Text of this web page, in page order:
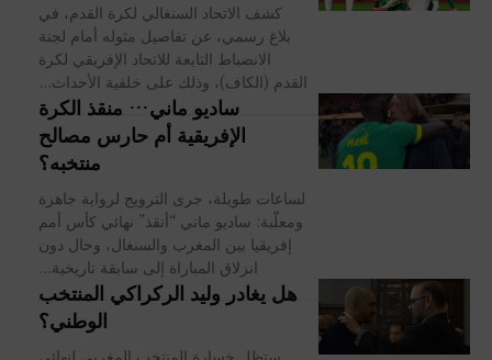
كشف الاتحاد السنغالي لكرة القدم، في
بلاغ رسمي، عن تفاصيل مثوله أمام لجنة
الانضباط التابعة للاتحاد الإفريقي لكرة
القدم (الكاف)، وذلك على خلفية الأحداث...
ساديو ماني… منقذ الكرة
الإفريقية أم حارس مصالح
منتخبه؟
لساعات طويلة، جرى الترويج لرواية جاهزة
ومعلّبة: ساديو ماني “أنقذ” نهائي كأس أمم
إفريقيا بين المغرب والسنغال، وحال دون
انزلاق المباراة إلى سابقة تاريخية...
هل يغادر وليد الركراكي المنتخب
الوطني؟
ستظل خسارة المنتخب المغربي لنهائي